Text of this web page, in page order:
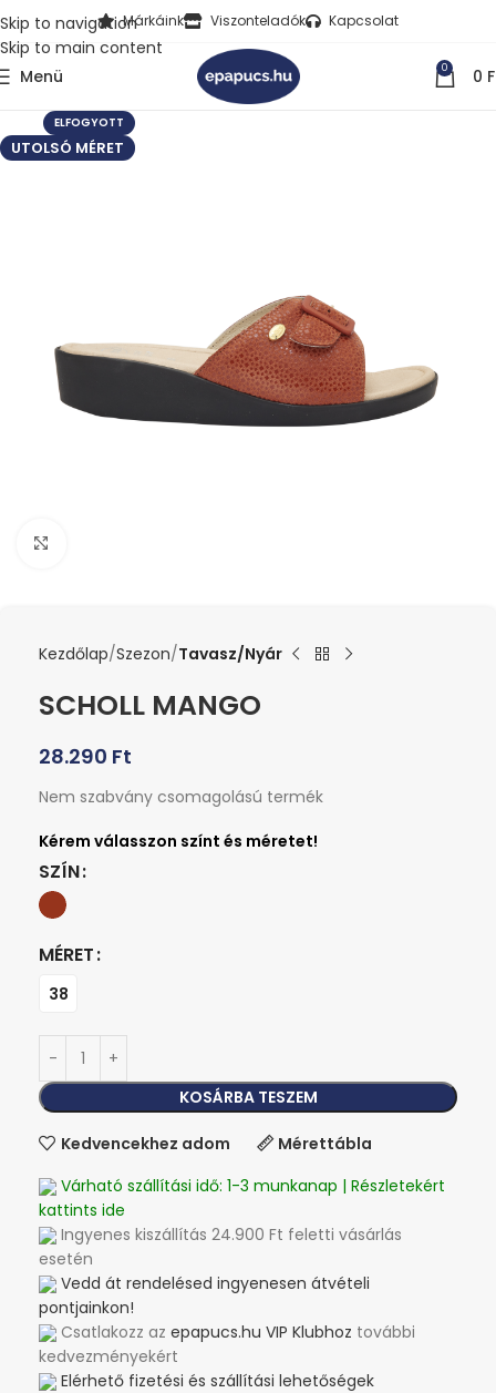
Skip to navigation
Skip to main content
Márkáink Viszonteladók Kapcsolat
Menü 0 0
ELFOGYOTT
UTOLSÓ MÉRET
Kezdőlap Szezon Tavasz/Nyár
SCHOLL MANGO
28.290 Ft
Nem szabvány csomagolású termék
SZÍN
MÉRET
38
KOSÁRBA TESZEM
Kedvencekhez adom
Mérettábla
Várható szállítási idő: 1-3 munkanap | Részletekért
kattints ide
Ingyenes kiszállítás 24.900 Ft feletti vásárlás
esetén
Vedd át rendelésed ingyenesen átvételi
pontjainkon!
Csatlakozz az epapucs.hu VIP Klubhoz további
kedvezményekért
Elérhető fizetési és szállítási lehetőségek